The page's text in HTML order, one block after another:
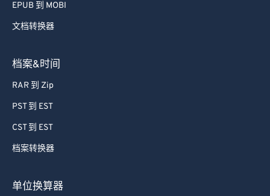
EPUB 到 MOBI
文档转换器
档案&时间
RAR 到 Zip
PST 到 EST
CST 到 EST
档案转换器
单位换算器